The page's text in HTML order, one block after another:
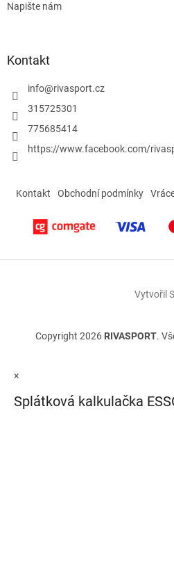
Napište nám
Kontakt
info@rivasport.cz
315725301
775685414
https://www.facebook.com/
Kontakt Obchodní podmínky
Vytvořil
Copyright 2026 RIVASPORT.
×
Splátková kalkulačka